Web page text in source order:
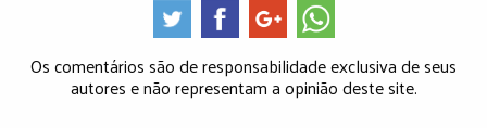
Os comentários são de responsabilidade exclusiva de seus
autores e não representam a opinião deste site.